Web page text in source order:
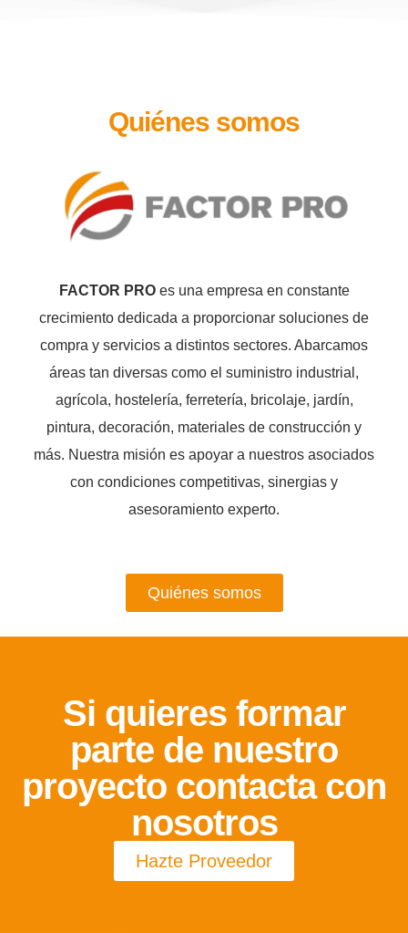
Quiénes somos
FACTOR PROes una empresa en constante
crecimiento dedicada a proporcionar soluciones de
compra y servicios a distintos sectores. Abarcamos
áreas tan diversas como el suministro industrial,
agrícola, hostelería, ferretería, bricolaje, jardín,
pintura, decoración, materiales de construcción y
más. Nuestra misión es apoyar a nuestros asociados
con condiciones competitivas, sinergias y
asesoramiento experto.
Quiénes somos
Si quieres formar
parte de nuestro
proyecto contacta con
nosotros
Hazte Proveedor